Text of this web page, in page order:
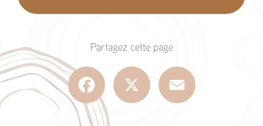
Partagez cette page
Facebook